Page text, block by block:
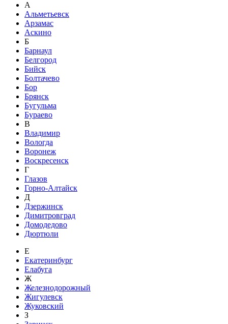
А
Альметьевск
Арзамас
Аскино
Б
Барнаул
Белгород
Бийск
Болтачево
Бор
Брянск
Бугульма
Бураево
В
Владимир
Вологда
Воронеж
Воскресенск
Г
Глазов
Горно-Алтайск
Д
Дзержинск
Димитровград
Домодедово
Дюртюли
Е
Екатеринбург
Елабуга
Ж
Железнодорожный
Жигулевск
Жуковский
З